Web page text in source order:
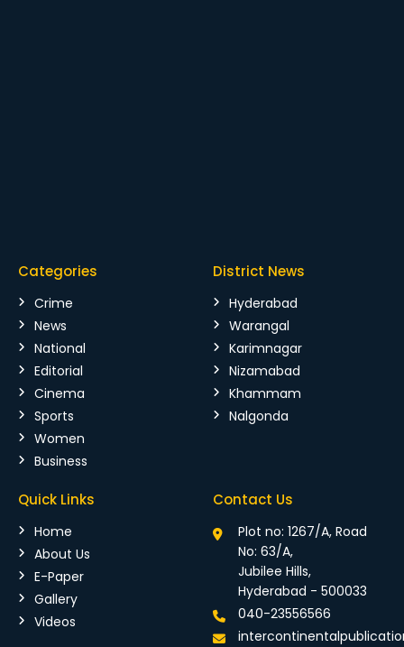
Categories
Crime
News
National
Editorial
Cinema
Sports
Women
Business
District News
Hyderabad
Warangal
Karimnagar
Nizamabad
Khammam
Nalgonda
Quick Links
Home
About Us
E-Paper
Gallery
Videos
Contact Us
Plot no: 1267/A, Road
No: 63/A,
Jubilee Hills,
Hyderabad - 500033
040-23556566